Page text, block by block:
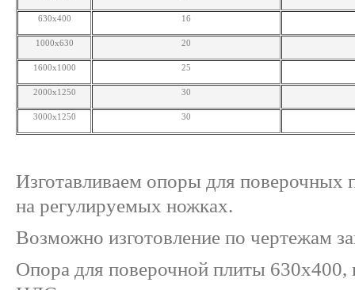
630x400 16
1000x630 20
1600x1000 25
2000x1250 30
3000х1250 30
Изготавливаем опоры для поверочных
на регулируемых ножках.
Возможно изготовление по чертежам
Опора для поверочной плиты 630х400,